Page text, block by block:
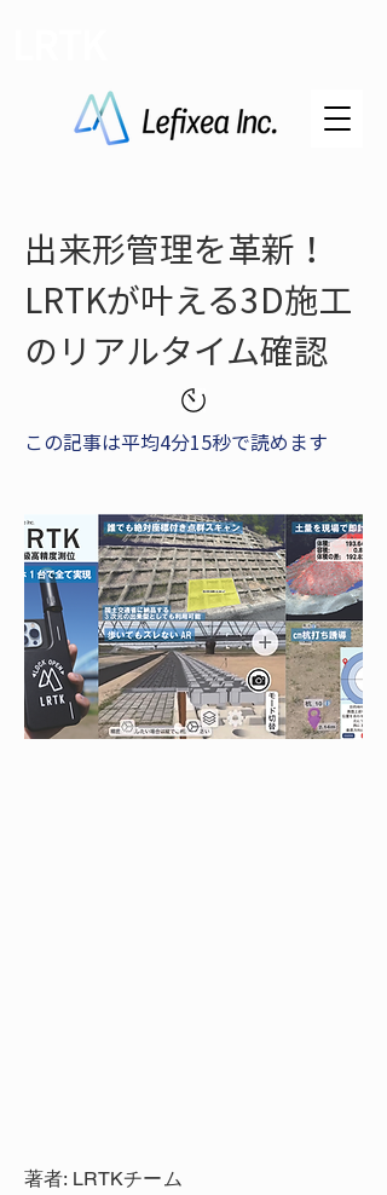
出来形管理を革新！
LRTKが叶える3D施工
のリアルタイム確認
この記事は平均4分15秒で読めます
著者: LRTKチーム